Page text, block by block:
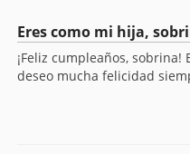
Eres como mi hija,
¡Feliz cumpleaños,
deseo mucha felicidad